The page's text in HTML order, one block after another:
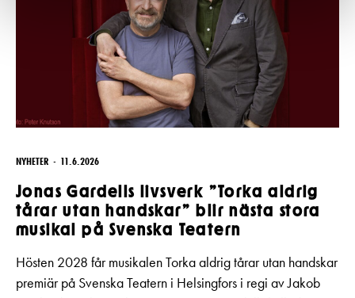
NYHETER 11.6.2026
Jonas Gardells livsverk ”Torka aldrig
tårar utan handskar” blir nästa stora
musikal på Svenska Teatern
Hösten 2028 får musikalen Torka aldrig tårar utan handskar
premiär på Svenska Teatern i Helsingfors i regi av Jakob